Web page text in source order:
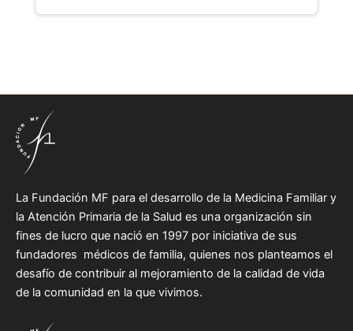
La Fundación MF para el desarrollo de la Medicina Familiar y
la Atención Primaria de la Salud es una organización sin
fines de lucro que nació en 1997 por iniciativa de sus
fundadores médicos de familia, quienes nos planteamos el
desafío de contribuir al mejoramiento de la calidad de vida
de la comunidad en la que vivimos.